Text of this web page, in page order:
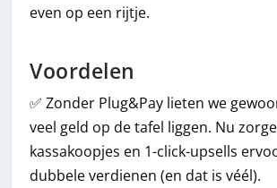
even op een rijtje.
Voordelen
✅ Zonder Plug&Pay lieten we
veel geld op de tafel liggen. Nu
kassakoopjes en 1-click-upsells
dubbele verdienen (en dat is véél).